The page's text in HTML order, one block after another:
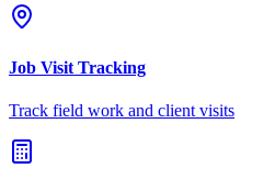
Job Visit Tracking
Track field work and client visits